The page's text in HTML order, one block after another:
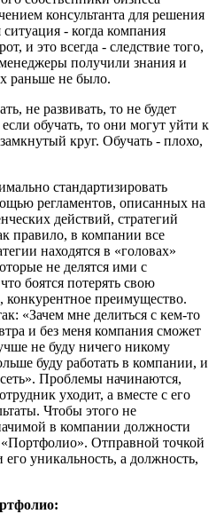
консультанта для решения
- когда компания
и это всегда - следствие того,
получили знания и
раньше не было.
не развивать, то не будет
обучать, то они могут уйти к
круг. Обучать - плохо,
стандартизировать
регламентов, описанных на
действий, стратегий
правило, в компании все
находятся в «головах»
не делятся ими с
боятся потерять свою
конкурентное преимущество.
«Зачем мне делиться с кем-то
и без меня компания сможет
не буду ничего никому
буду работать в компании, и
Проблемы начинаются,
уходит, а вместе с его
Чтобы этого не
в компании должности
Отправной точкой
уникальность, а должность,